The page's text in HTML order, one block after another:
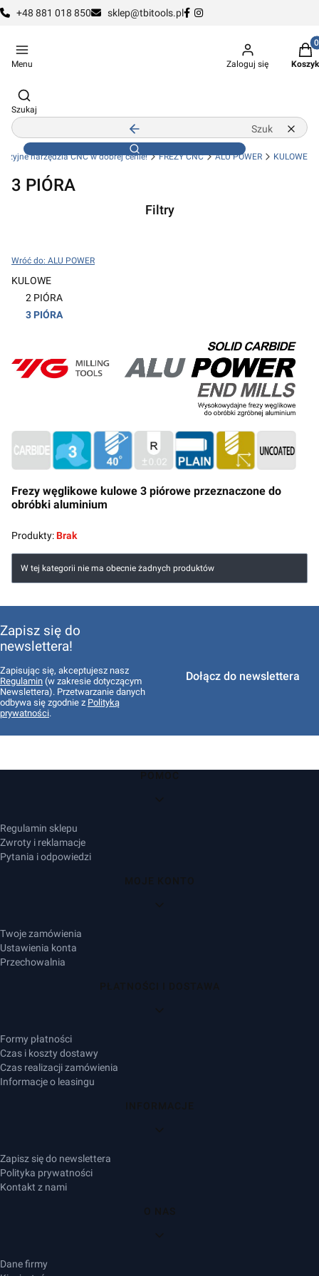
+48 881 018 850 sklep@tbitools.pl
Menu Zaloguj się Koszyk
Otwórz wyszukiwarkę
Szukaj
Zamknij wyszukiwarkę
Szukaj
narzędzia CNC w dobrej cenie! FREZY CNC ALU POWER KULOWE
3 PIÓRA
Filtry
Wróć do: ALU POWER
KULOWE
2 PIÓRA
3 PIÓRA
Frezy węglikowe kulowe 3 piórowe przeznaczone do
obróbki aluminium
Produkty:Brak
Lista produktów
W tej kategorii nie ma obecnie żadnych produktów
Zapisz się do
newslettera!
Zapisując się, akceptujesz nasz
Regulamin (w zakresie dotyczącym
Newslettera). Przetwarzanie danych
odbywa się zgodnie z Polityką
prywatności.
Dołącz do newslettera
Regulamin sklepu
Zwroty i reklamacje
Pytania i odpowiedzi
Twoje zamówienia
Ustawienia konta
Przechowalnia
Formy płatności
Czas i koszty dostawy
Czas realizacji zamówienia
Informacje o leasingu
Zapisz się do newslettera
Polityka prywatności
Kontakt z nami
Dane firmy